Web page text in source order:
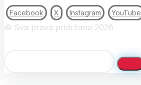
Facebook X Instagram YouTube
© Sva prava pridržana 2026